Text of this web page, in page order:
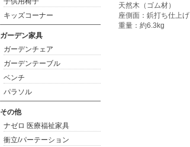
天然木（ゴム材）
座側面：鋲打ち仕上げ
重量：約6.3kg
キッズコーナー
ガーデン家具
ガーデンチェア
ガーデンテーブル
ベンチ
パラソル
その他
ナゼロ 医療福祉家具
衝立/パーテーション